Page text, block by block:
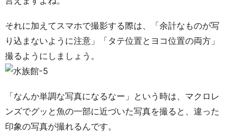
それに加えてスマホで撮影する際は、「余計なものが写
り込まないように注意」「タテ位置とヨコ位置の両方」
撮るようにしましょう。
「なんか単調な写真になるなー」という時は、マクロレ
ンズでグッと魚の一部に近づいた写真を撮ると、違った
印象の写真が撮れるんです。